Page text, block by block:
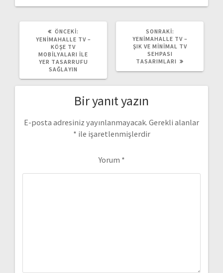
ÖNCEKI:
YAZI:
YENIMAHALLE TV –
KÖŞE TV
MOBILYALARI ILE
YER TASARRUFU
SAĞLAYIN
SONRAKI:
YAZI:
YENIMAHALLE TV –
ŞIK VE MINIMAL TV
SEHPASI
TASARIMLARI
Bir yanıt yazın
E-posta adresiniz yayınlanmayacak. Gerekli alanlar
* ile işaretlenmişlerdir
Yorum *